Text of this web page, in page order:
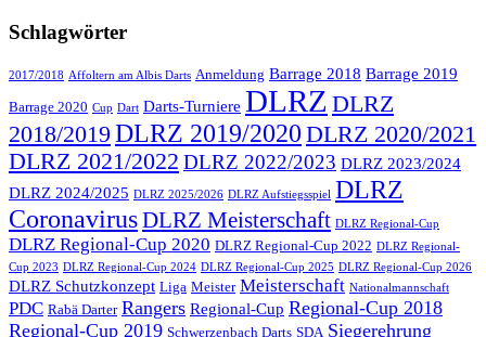
Schlagwörter
2017/2018 Affoltern am Albis Darts Anmeldung Barrage 2018 Barrage 2019
Barrage 2020 Cup Dart Darts-Turniere DLRZ DLRZ
2018/2019 DLRZ 2019/2020 DLRZ 2020/2021
DLRZ 2021/2022 DLRZ 2022/2023 DLRZ 2023/2024
DLRZ 2024/2025 DLRZ 2025/2026 DLRZ Aufstiegsspiel DLRZ
CoronavirusDLRZ Meisterschaft DLRZ Regional-Cup
DLRZ Regional-Cup 2020 DLRZ Regional-Cup 2022 DLRZ Regional-
Cup 2023 DLRZ Regional-Cup 2024 DLRZ Regional-Cup 2025 DLRZ Regional-Cup 2026
DLRZ Schutzkonzept Liga Meister Meisterschaft Nationalmannschaft
PDC Rabä Darter Rangers Regional-Cup Regional-Cup 2018
Regional-Cup 2019 Schwerzenbach Darts SDA Siegerehrung